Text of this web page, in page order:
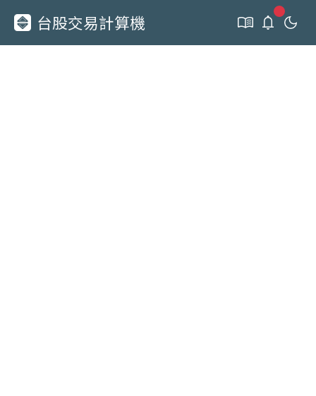
台股交易計算機 新通知